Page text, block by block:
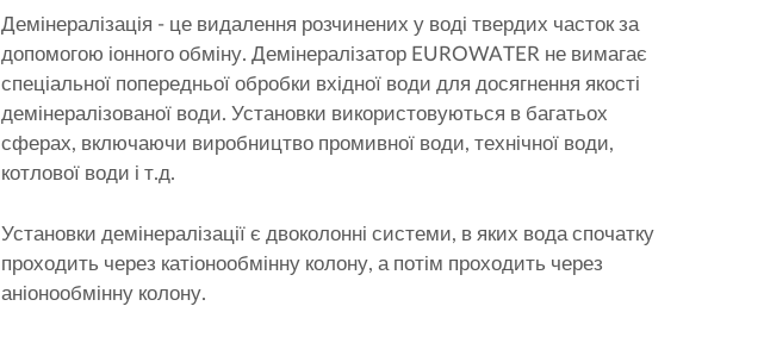
Демінералізація - це видалення розчинених у воді твердих часток за
допомогою іонного обміну. Демінералізатор EUROWATER не вимагає
спеціальної попередньої обробки вхідної води для досягнення якості
демінералізованої води. Установки використовуються в багатьох
сферах, включаючи виробництво промивної води, технічної води,
котлової води і т.д.
Установки демінералізації є двоколонні системи, в яких вода спочатку
проходить через катіонообмінну колону, а потім проходить через
аніонообмінну колону.